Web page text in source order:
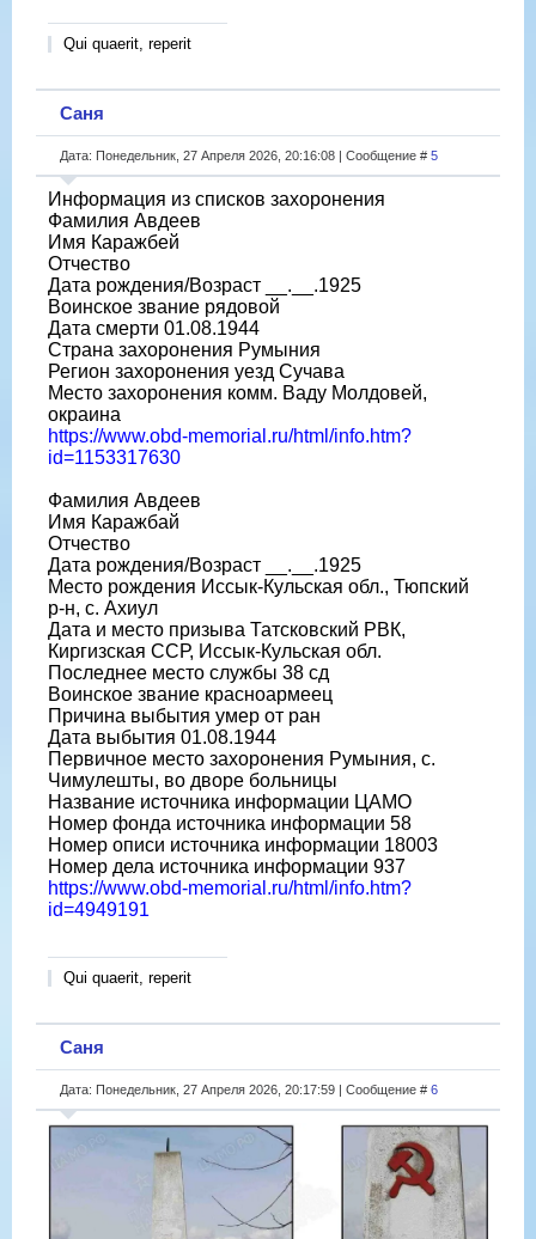
Qui quaerit, reperit
Саня
Дата: Понедельник, 27 Апреля 2026, 20:16:08 | Сообщение # 5
Информация из списков захоронения
Фамилия Авдеев
Имя Каражбей
Отчество
Дата рождения/Возраст __.__.1925
Воинское звание рядовой
Дата смерти 01.08.1944
Страна захоронения Румыния
Регион захоронения уезд Сучава
Место захоронения комм. Ваду Молдовей,
окраина
https://www.obd-memorial.ru/html/info.htm?
id=1153317630
Фамилия Авдеев
Имя Каражбай
Отчество
Дата рождения/Возраст __.__.1925
Место рождения Иссык-Кульская обл., Тюпский
р-н, с. Ахиул
Дата и место призыва Татсковский РВК,
Киргизская ССР, Иссык-Кульская обл.
Последнее место службы 38 сд
Воинское звание красноармеец
Причина выбытия умер от ран
Дата выбытия 01.08.1944
Первичное место захоронения Румыния, с.
Чимулешты, во дворе больницы
Название источника информации ЦАМО
Номер фонда источника информации 58
Номер описи источника информации 18003
Номер дела источника информации 937
https://www.obd-memorial.ru/html/info.htm?
id=4949191
Qui quaerit, reperit
Саня
Дата: Понедельник, 27 Апреля 2026, 20:17:59 | Сообщение # 6